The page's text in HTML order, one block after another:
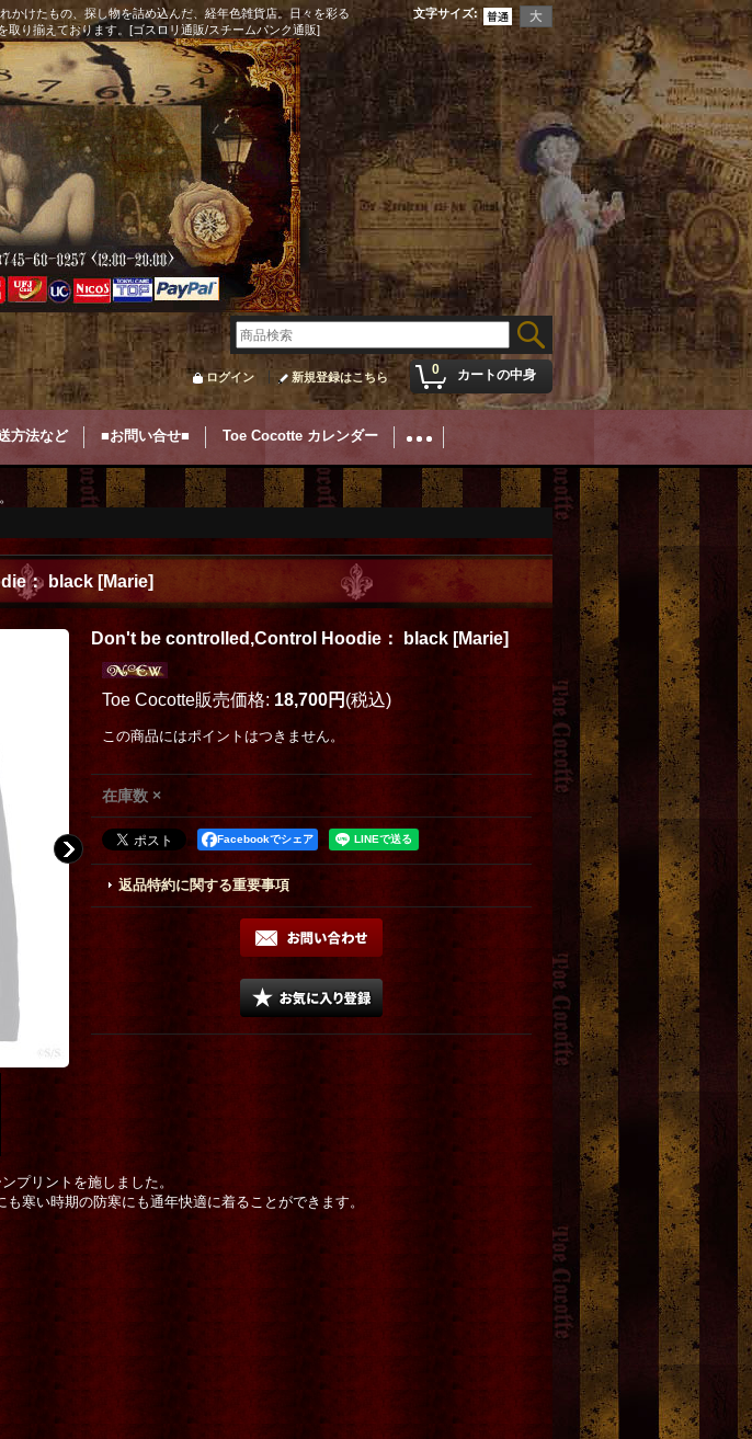
かけたもの、探し物を詰め込んだ、経年色雑貨店。日々を彩る
り揃えております。[ゴスロリ通販/スチームパンク通販]
文字サイズ:
0 カートの中身
ログイン 新規登録はこちら
方法など ■お問い合せ■ Toe Cocotte カレンダー
： black [Marie]
Don't be controlled,Control Hoodie： black [Marie]
Toe Cocotte販売価格: 18,700円 (税込)
この商品にはポイントはつきません。
在庫数 ×
Facebookでシェア
返品特約に関する重要事項
プリントを施しました。
寒い時期の防寒にも通年快適に着ることができます。